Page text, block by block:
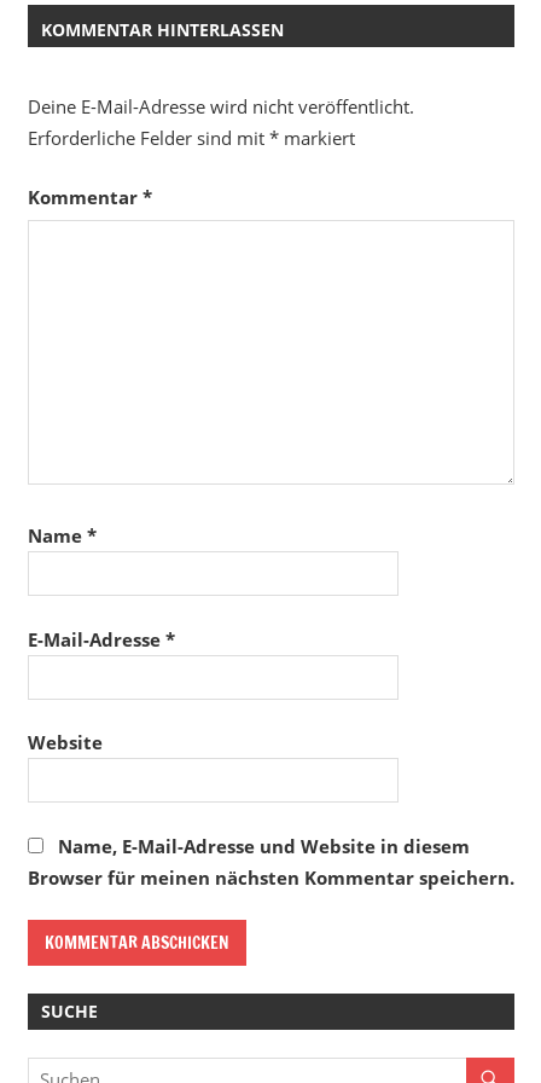
KOMMENTAR HINTERLASSEN
Deine E-Mail-Adresse wird nicht veröffentlicht.
Erforderliche Felder sind mit *markiert
Kommentar *
Name *
E-Mail-Adresse *
Website
Name, E-Mail-Adresse und Website in diesem
Browser für meinen nächsten Kommentar speichern.
SUCHE